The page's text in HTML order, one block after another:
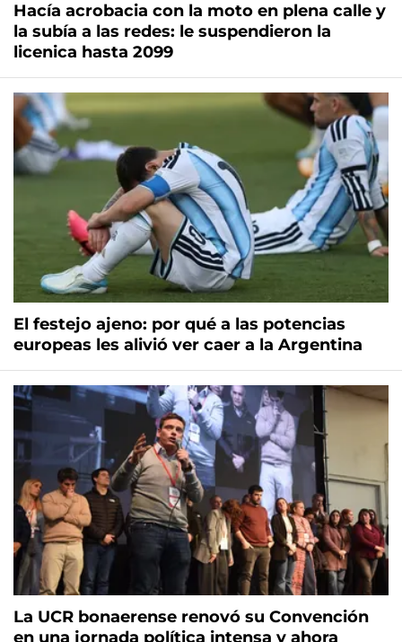
Hacía acrobacia con la moto en plena calle y
la subía a las redes: le suspendieron la
licenica hasta 2099
El festejo ajeno: por qué a las potencias
europeas les alivió ver caer a la Argentina
La UCR bonaerense renovó su Convención
en una jornada política intensa y ahora